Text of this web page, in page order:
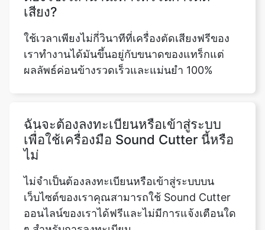
ผลลัพธ์ค่อนข้างรวดเร็วและแม่นยำ 100%
ฉันจะต้องลงทะเบียนหรือเข้าสู่ระบบ
ไม่จำเป็นต้องลงทะเบียนหรือเข้าสู่ระบบบน
เว็บไซต์ของเราคุณสามารถใช้ Sound Cutter
ออนไลน์ของเราได้ฟรีและไม่มีการแจ้งเตือนใด
ๆ สำหรับการลงทะเบียน